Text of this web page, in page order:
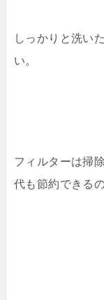
しっかりと洗い
い。
フィルターは掃
代も節約できる